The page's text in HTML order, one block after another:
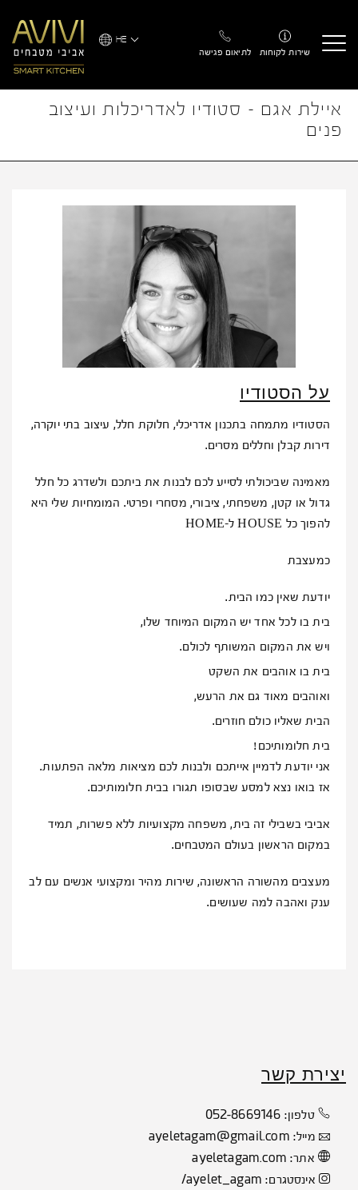
content
HE
שירות לקוחות
לתיאום פגישה
איילת אגם - סטודיו לאדריכלות ועיצוב
פנים
על הסטודיו
הסטודיו מתמחה בתכנון אדריכלי, חלוקת חלל, עיצוב בתי יוקרה,
דירות קבלן וחללים מסרים.
מאמינה שביכולתי לסייע לכם לבנות את ביתכם ולשדרג כל חלל
גדול או קטן, משפחתי, ציבורי, מסחרי ופרטי. המומחיות שלי היא
להפוך כל HOUSE ל-HOME
כמעצבת
יודעת שאין כמו הבית.
בית בו לכל אחד יש המקום המיוחד שלו,
ויש את המקום המשותף לכולם.
בית בו אוהבים את השקט
ואוהבים מאוד גם את הרעש,
הבית שאליו כולם חוזרים.
בית חלומותיכם!
אני יודעת לדמיין אייתכם ולבנות לכם מציאות מלאה הפתעות.
אז בואו נצא למסע שבסופו תגורו בבית חלומותיכם.
אביבי בשבילי זה בית, משפחה מקצועיות ללא פשרות, תמיד
במקום הראשון בעולם המטבחים.
מעצבים מהשורה הראשונה, שירות מהיר ומקצועי אנשים עם לב
ענק ואהבה למה שעושים.
יצירת קשר
טלפון: 052-8669146
מייל: ayeletagam@gmail.com
אתר: ayeletagam.com
אינסטגרם: ayelet_agam/